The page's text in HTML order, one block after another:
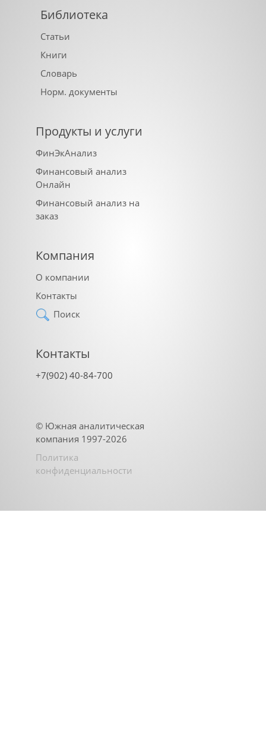
Библиотека
Статьи
Книги
Словарь
Норм. документы
Продукты и услуги
ФинЭкАнализ
Финансовый анализ
Онлайн
Финансовый анализ на
заказ
Компания
О компании
Контакты
Поиск
Контакты
+7(902) 40-84-700
© Южная аналитическая
компания 1997-2026
Политика
конфиденциальности